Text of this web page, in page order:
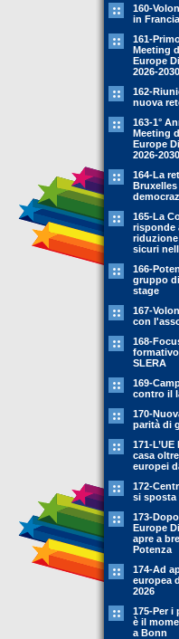
160-
in
161-
Meeting
Europe
2026-
162-
nuova
163-1°
Meeting
Europe
2026-
164-La
165-La
risponde
sicuri
166-
gruppo
stage
167-
con
168-
SLERA
169-
contro il
170-
parità di
171-
casa
europei
172-
si sposta
173-
Europe
apre a
Potenza
174-Ad
europea
2026
175-Per i
è il
a Bonn